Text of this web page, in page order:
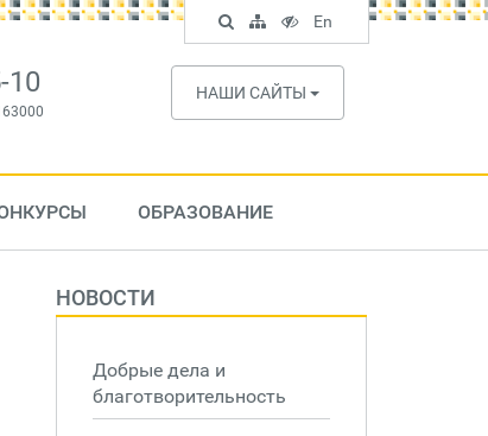
10 НАШИ САЙТЫ
ОБРАЗОВАНИЕ
НОВОСТИ
Добрые дела и
благотворительность
Поиск
по
сайту
Карта
сайта
Версия
для
слабовидящих
En
English